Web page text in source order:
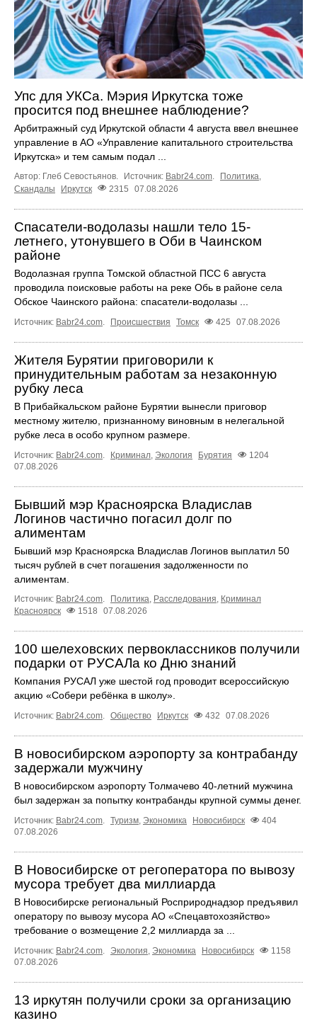
Упс для УКСа. Мэрия Иркутска тоже
просится под внешнее наблюдение?
Арбитражный суд Иркутской области 4 августа ввел внешнее
управление в АО «Управление капитального строительства
Иркутска» и тем самым подал ...
Автор: Глеб Севостьянов. Источник: Babr24.com. Политика,
Скандалы
Иркутск 2315 07.08.2026
Спасатели-водолазы нашли тело 15-
летнего, утонувшего в Оби в Чаинском
районе
Водолазная группа Томской областной ПСС 6 августа
проводила поисковые работы на реке Обь в районе села
Обское Чаинского района: спасатели-водолазы ...
Источник: Babr24.com Происшествия Томск 425 07.08.2026
Жителя Бурятии приговорили к
принудительным работам за незаконную
рубку леса
В Прибайкальском районе Бурятии вынесли приговор
местному жителю, признанному виновным в нелегальной
рубке леса в особо крупном размере.
Источник: Babr24.com Криминал Экология Бурятия
1204
07.08.2026
Бывший мэр Красноярска Владислав
Логинов частично погасил долг по
алиментам
Бывший мэр Красноярска Владислав Логинов выплатил 50
тысяч рублей в счет погашения задолженности по
алиментам.
Источник: Babr24.com Политика Расследования Криминал
Красноярск
1518 07.08.2026
100 шелеховских первоклассников получили
подарки от РУСАЛа ко Дню знаний
Компания РУСАЛ уже шестой год проводит всероссийскую
акцию «Собери ребёнка в школу».
Источник: Babr24.com. Общество Иркутск 432 07.08.2026
В новосибирском аэропорту за контрабанду
задержали мужчину
В новосибирском аэропорту Толмачево 40-летний мужчина
был задержан за попытку контрабанды крупной суммы денег.
Источник: Babr24.com. Туризм, Экономика Новосибирск
404
07.08.2026
В Новосибирске от регоператора по вывозу
мусора требует два миллиарда
В Новосибирске региональный Росприроднадзор предъявил
оператору по вывозу мусора АО «Спецавтохозяйство»
требование о возмещение 2,2 миллиарда за ...
Источник: Babr24.com. Экология, Экономика Новосибирск
1158
07.08.2026
13 иркутян получили сроки за организацию
казино